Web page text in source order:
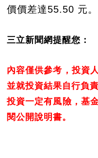
價價差達55.50 元。
三立新聞網提醒您：
內容僅供參考，投資
並就投資結果自行負責
投資一定有風險，基
閱公開說明書。